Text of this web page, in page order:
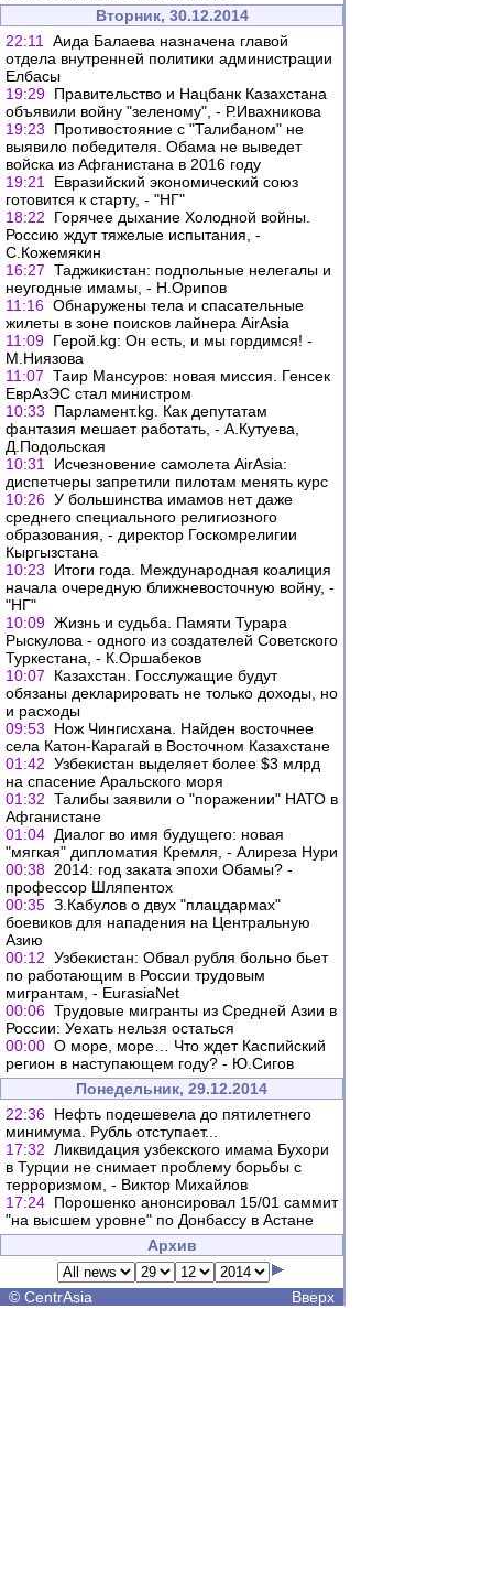
Вторник, 30.12.2014
22:11
Аида Балаева назначена главой
отдела внутренней политики администрации
Елбасы
19:29 Правительство и Нацбанк Казахстана
объявили войну "зеленому", - Р.Ивахникова
19:23
Противостояние с "Талибаном" не
выявило победителя. Обама не выведет
войска из Афганистана в 2016 году
19:21
Евразийский экономический союз
готовится к старту, - "НГ"
18:22
Горячее дыхание Холодной войны.
Россию ждут тяжелые испытания, -
С.Кожемякин
16:27 Таджикистан: подпольные нелегалы и
неугодные имамы, - Н.Орипов
11:16 Обнаружены тела и спасательные
жилеты в зоне поисков лайнера AirAsia
11:09 Герой.kg: Он есть, и мы гордимся! -
М.Ниязова
11:07 Таир Мансуров: новая миссия. Генсек
ЕврАзЭС стал министром
10:33
Парламент.kg. Как депутатам
фантазия мешает работать, - А.Кутуева,
Д.Подольская
10:31
Исчезновение самолета AirAsia:
диспетчеры запретили пилотам менять курс
10:26 У большинства имамов нет даже
среднего специального религиозного
образования, - директор Госкомрелигии
Кыргызстана
10:23
Итоги года. Международная коалиция
начала очередную ближневосточную войну, -
"НГ"
10:09 Жизнь и судьба. Памяти Турара
Рыскулова - одного из создателей Советского
Туркестана, - К.Оршабеков
10:07
Казахстан. Госслужащие будут
обязаны декларировать не только доходы, но
и расходы
09:53
Нож Чингисхана. Найден восточнее
села Катон-Карагай в Восточном Казахстане
01:42 Узбекистан выделяет более $3 млрд
на спасение Аральского моря
01:32 Талибы заявили о "поражении" НАТО в
Афганистане
01:04 Диалог во имя будущего: новая
"мягкая" дипломатия Кремля, - Алиреза Нури
00:38 2014: год заката эпохи Обамы? -
профессор Шляпентох
00:35 З.Кабулов о двух "плацдармах"
боевиков для нападения на Центральную
Азию
00:12 Узбекистан: Обвал рубля больно бьет
по работающим в России трудовым
мигрантам, - EurasiaNet
00:06 Трудовые мигранты из Средней Азии в
России: Уехать нельзя остаться
00:00 О море, море… Что ждет Каспийский
регион в наступающем году? - Ю.Сигов
Понедельник, 29.12.2014
22:36 Нефть подешевела до пятилетнего
минимума. Рубль отступает...
17:32 Ликвидация узбекского имама Бухори
в Турции не снимает проблему борьбы с
терроризмом, - Виктор Михайлов
17:24 Порошенко анонсировал 15/01 саммит
"на высшем уровне" по Донбассу в Астане
Архив
© CentrAsia Вверх